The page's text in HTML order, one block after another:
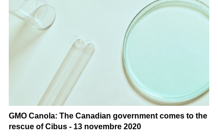
GMO Canola: The Canadian government comes to the
rescue of Cibus - 13 novembre 2020